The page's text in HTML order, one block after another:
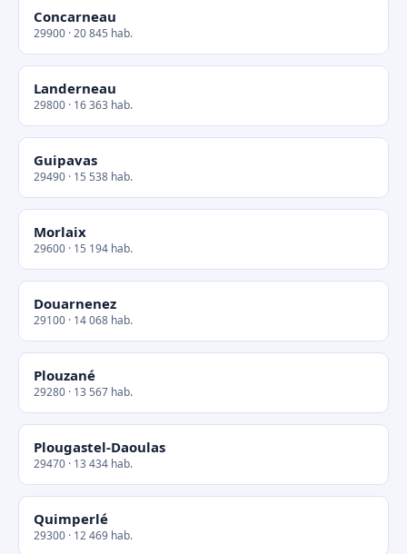
Concarneau
29900 · 20 845 hab.
Landerneau
29800 · 16 363 hab.
Guipavas
29490 · 15 538 hab.
Morlaix
29600 · 15 194 hab.
Douarnenez
29100 · 14 068 hab.
Plouzané
29280 · 13 567 hab.
Plougastel-Daoulas
29470 · 13 434 hab.
Quimperlé
29300 · 12 469 hab.